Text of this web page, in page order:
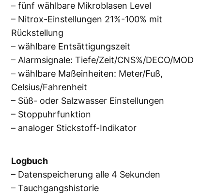
– fünf wählbare Mikroblasen Level
– Nitrox-Einstellungen 21%-100% mit
Rückstellung
– wählbare Entsättigungszeit
– Alarmsignale: Tiefe/Zeit/CNS%/DECO/MOD
– wählbare Maßeinheiten: Meter/Fuß,
Celsius/Fahrenheit
– Süß- oder Salzwasser Einstellungen
– Stoppuhrfunktion
– analoger Stickstoff-Indikator
Logbuch
– Datenspeicherung alle 4 Sekunden
– Tauchgangshistorie